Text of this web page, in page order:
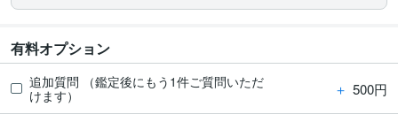
有料オプション
追加質問 （鑑定後にもう1件ご質問いただ
けます）
＋ 500円